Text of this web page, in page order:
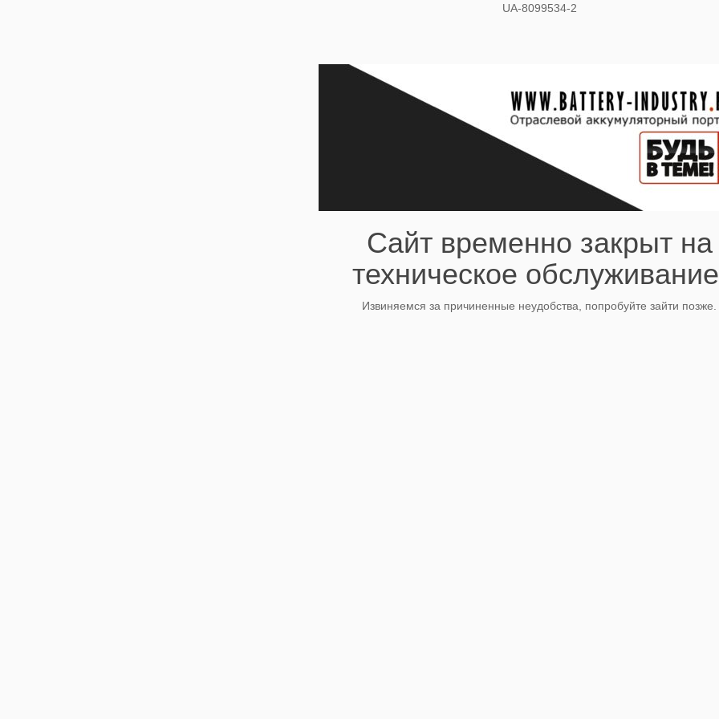
UA-8099534-2
Сайт временно закрыт на
техническое
Извиняемся за причиненные неудобства, попробуйте зайти позже.